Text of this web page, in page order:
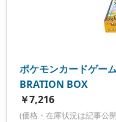
ポケモンカードゲー
BRATION BOX
￥7,216
(価格・在庫状況は記事公